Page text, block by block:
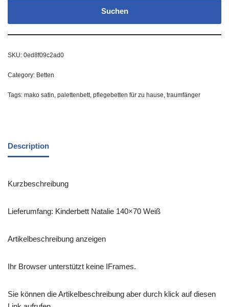
Suchen
SKU: 0ed8f09c2ad0
Category: Betten
Tags: mako satin, palettenbett, pflegebetten für zu hause, traumfänger
Description
Kurzbeschreibung
Lieferumfang: Kinderbett Natalie 140×70 Weiß
Artikelbeschreibung anzeigen
Ihr Browser unterstützt keine IFrames.
Sie können die Artikelbeschreibung aber durch klick auf diesen